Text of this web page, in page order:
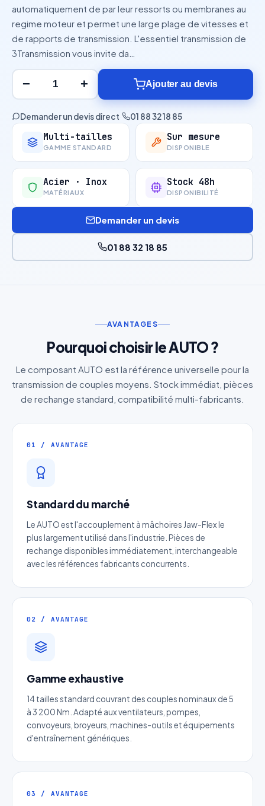
automatiquement de par leur ressorts ou membranes au
regime moteur et permet une large plage de vitesses et
de rapports de transmission. L'essentiel transmission de
3Transmission vous invite da…
− + Ajouter au devis
Demander un devis direct· 01 88 32 18 85
Multi-tailles
GAMME STANDARD
Sur mesure
DISPONIBLE
Acier · Inox
MATÉRIAUX
Stock 48h
DISPONIBILITÉ
Demander un devis
01 88 32 18 85
AVANTAGES
Pourquoi choisir le AUTO ?
Le composant AUTO est la référence universelle pour la
transmission de couples moyens. Stock immédiat, pièces
de rechange standard, compatibilité multi-fabricants.
01 / AVANTAGE
Standard du marché
Le AUTO est l'accouplement à mâchoires Jaw-Flex le
plus largement utilisé dans l'industrie. Pièces de
rechange disponibles immédiatement, interchangeable
avec les références fabricants concurrents.
02 / AVANTAGE
Gamme exhaustive
14 tailles standard couvrant des couples nominaux de 5
à 3 200 Nm. Adapté aux ventilateurs, pompes,
convoyeurs, broyeurs, machines-outils et équipements
d'entraînement génériques.
03 / AVANTAGE
auto-alignante
Réponse sous 24h — Sans engagement
Nom complet*